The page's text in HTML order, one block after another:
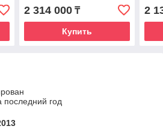
2 314 000₸
Купить
2
последний год